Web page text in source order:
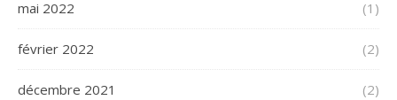
mai 2022 (1)
février 2022 (2)
décembre 2021 (2)